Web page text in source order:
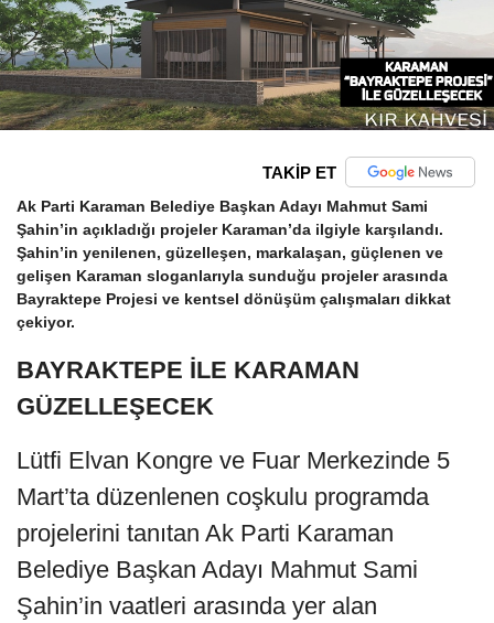
TAKİP ET
Ak Parti Karaman Belediye Başkan Adayı Mahmut Sami
Şahin’in açıkladığı projeler Karaman’da ilgiyle karşılandı.
Şahin’in yenilenen, güzelleşen, markalaşan, güçlenen ve
gelişen Karaman sloganlarıyla sunduğu projeler arasında
Bayraktepe Projesi ve kentsel dönüşüm çalışmaları dikkat
çekiyor.
BAYRAKTEPE İLE KARAMAN
GÜZELLEŞECEK
Lütfi Elvan Kongre ve Fuar Merkezinde 5
Mart’ta düzenlenen coşkulu programda
projelerini tanıtan Ak Parti Karaman
Belediye Başkan Adayı Mahmut Sami
Şahin’in vaatleri arasında yer alan